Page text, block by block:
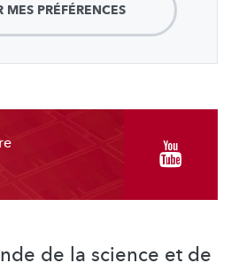
MES PRÉFÉRENCES
de la science et de